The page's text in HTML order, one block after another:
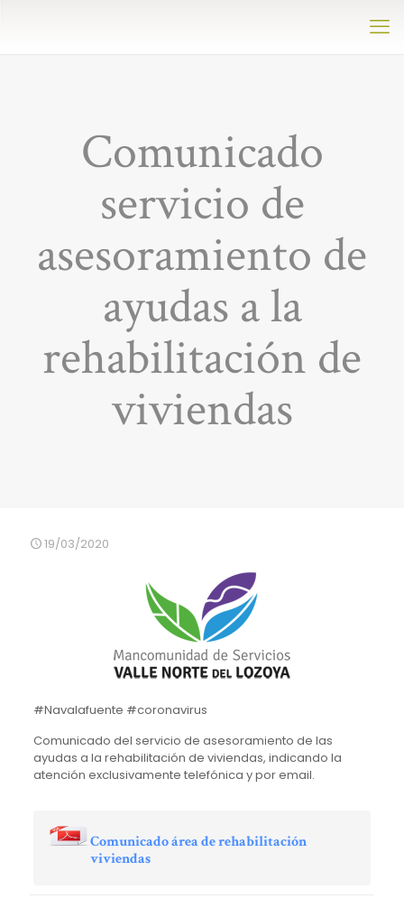
Comunicado
servicio de
asesoramiento de
ayudas a la
rehabilitación de
viviendas
19/03/2020
#Navalafuente #coronavirus
Comunicado del servicio de asesoramiento de las
ayudas a la rehabilitación de viviendas, indicando la
atención exclusivamente telefónica y por email.
Comunicado área de rehabilitación
viviendas